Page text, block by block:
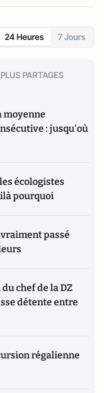
24 Heures 7 Jours
PLUS PARTAGES
moyenne
: jusqu'où
écologistes
pourquoi
passé
chef de la DZ
détente entre
régalienne